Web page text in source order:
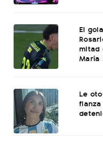
El
mitad
María
Le